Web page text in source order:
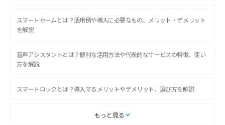
スマートホームとは？活用例や導入に必要なもの、メリット・デメリット
を解説
音声アシスタントとは？便利な活用方法や代表的なサービスの特徴、使い
方を解説
スマートロックとは？導入するメリットやデメリット、選び方を解説
スマートテレビとは？特徴や選び方、使い方をわかりやすく解説
もっと見る